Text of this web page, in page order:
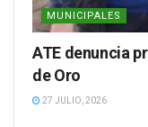
MUNICIPALES
ATE denuncia
de Oro
27 JULIO, 2026